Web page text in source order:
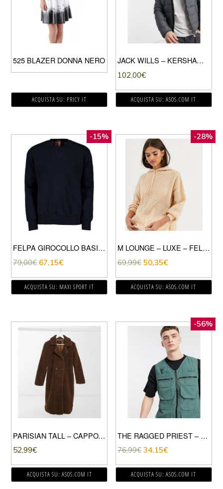
525 BLAZER DONNA NERO
ACQUISTA SU: PRICY IT
JACK WILLS – KERSHAW – PIUMINO LEGGERO GRIGIO
102,00€
ACQUISTA SU: ASOS.COM IT
-15%
FELPA GIROCOLLO BASIC INSERTI CHECK
79,00€ 67,15€
ACQUISTA SU: MAXI SPORT IT
-28%
M LOUNGE – LUXE – FELPA CON CAPPUCCIO E LACCETTI IN MAGLIA MISTO LANA-CUOIO
69,99€ 50,35€
ACQUISTA SU: ASOS.COM IT
PARISIAN TALL – CAPPOTTO IN PILE BORG MARRONE
52,99€
ACQUISTA SU: ASOS.COM IT
-56%
THE RAGGED PRIEST – SMANICATO MULTITASCHE VERDE IN COORDINATO
76,99€ 34,15€
ACQUISTA SU: ASOS.COM IT